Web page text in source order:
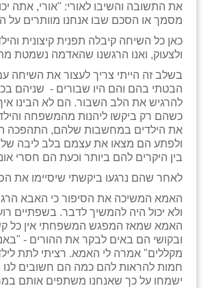
את התשובה והשיבו לאורי: "אורי, אתה
מסמך או הסכם שבו אנחנו מוותרים על
כאן כל השיחה קיבלה תפנית קיצונית
ולצעוק, ואנו הרגשנו שהאדמה נשמטת
בשלב זה הייתי צריך לעצור את השיחה
הבטתי בהם והם היו שבורים - שניהם
להרגיש את הלב השבור. הם לא הבינו
כשהם רק ביקשו ליהנות מהמשפחה
את הילדים במחשבות שלהם, התהפכה
ולפתע הם מצאו את עצמם בלב ליבה
בין היקרים להם ביותר וכעת הם חסרי
לאחר שהם נרגעו ביקשתי שיסיימו את
האמא המשיכה את הסיפור כי האבא
ולא יכול היה להמשיך לדבר. בשפתיים
האמא שמאז המפגש המשפחתי אין כל
ובקושי הם באים לבקר את ההורים -
מקללים" אמרה לי האמא. רציתי לתת
חמות להראות להם כמה הם חשובים
ישמחו על כך שאנחנו משתפים אותם